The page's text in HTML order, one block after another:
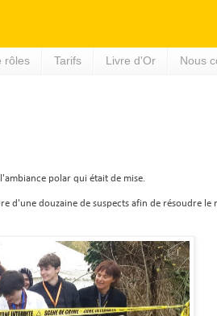
rôles Tarifs Livre d'Or Nous
polar qui était de mise.
d'une douzaine de suspects afin de résoudre le